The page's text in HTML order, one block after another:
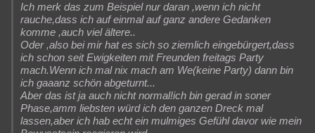
Ich merk das zum Beispiel nur daran ,wenn ich nicht
rauche,dass ich auf einmal auf ganz andere Gedanken
komme ,auch viel ältere..
Oder ,also bei mir hat es sich so ziemlich eingebürgert,dass
ich schon seit Ewigkeiten mit Freunden freitags Party
mach.Wenn ich mal nix mach am We(keine Party) dann bin
ich gaaanz schön abgeturnt...
Aber das ist ja auch nicht normal!ich bin gerad in soner
Phase,amm liebsten würd ich den ganzen Dreck mal
lassen,aber ich hab echt ein mulmiges Gefühl davor wie mein